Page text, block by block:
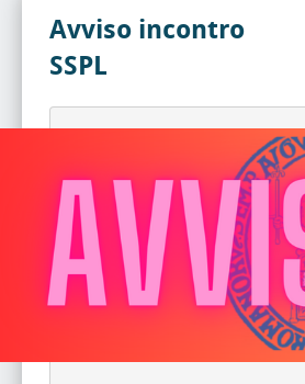
Avviso incontro
SSPL